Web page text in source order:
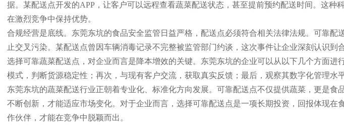
据。某配送点开发的APP，让客户可以远程查看蔬菜配送状态，甚至提前预约配送时间。这
在激烈竞争中保持优势。
合规经营是底线。东莞东坑的食品安全监管日益严格，配送点必须符合相关法律法规。可靠
止交叉污染。某配送点曾因车辆消毒记录不完整被监管部门约谈，这次事件让企业深刻认识
选择可靠蔬菜配送点，对企业而言是降本增效的关键。东莞东坑的企业可以从以下几个方面
模式，判断货源稳定性；再次，与现有客户交流，获取真实反馈；最后，观察其数字化管理水
东莞东坑的蔬菜配送行业正朝着专业化、标准化方向发展。可靠配送点不仅提供蔬菜，更是
不断创新，才能适应市场变化。对于企业而言，选择可靠配送点是一项长期投资，回报体现
作伙伴，才能在竞争中脱颖而出。